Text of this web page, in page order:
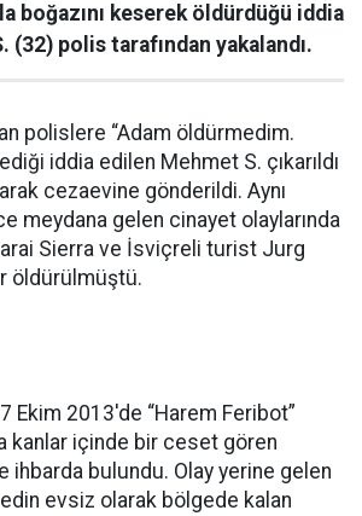
boğazını keserek öldürdüğü iddia
(32) polis tarafından yakalandı.
polislere “Adam öldürmedim.
iddia edilen Mehmet S. çıkarıldı
cezaevine gönderildi. Aynı
meydana gelen cinayet olaylarında
Sierra ve İsviçreli turist Jurg
öldürülmüştü.
Ekim 2013'de “Harem Feribot”
kanlar içinde bir ceset gören
ihbarda bulundu. Olay yerine gelen
evsiz olarak bölgede kalan